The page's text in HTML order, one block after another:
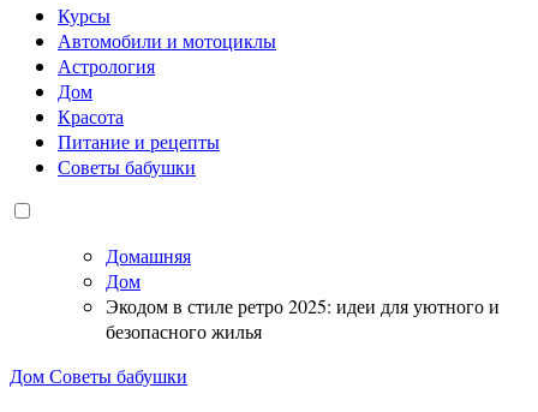
Курсы
Автомобили и мотоциклы
Астрология
Дом
Красота
Питание и рецепты
Советы бабушки
Домашняя
Дом
Экодом в стиле ретро 2025: идеи для уютного и
безопасного жилья
ДомСоветы бабушки